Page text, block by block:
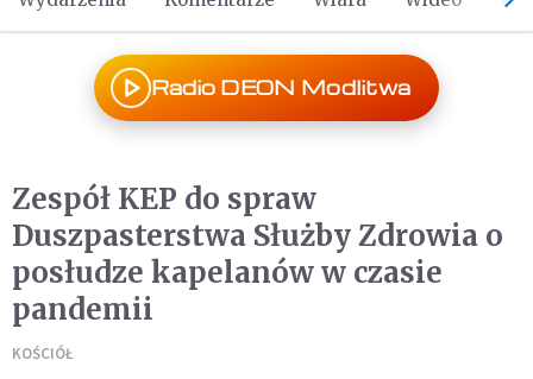
Radio DEON Modlitwa
Zespół KEP do spraw
Duszpasterstwa Służby Zdrowia o
posłudze kapelanów w czasie
pandemii
KOŚCIÓŁ